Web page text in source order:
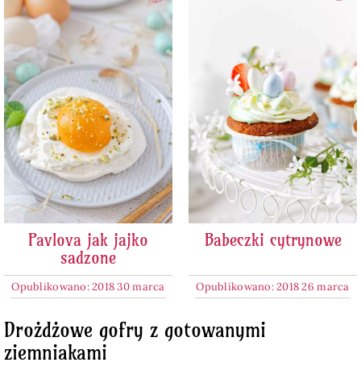
Pavlova jak jajko
sadzone
Opublikowano: 2018 30 marca
Babeczki cytrynowe
Opublikowano: 2018 26 marca
Drożdżowe gofry z gotowanymi
ziemniakami